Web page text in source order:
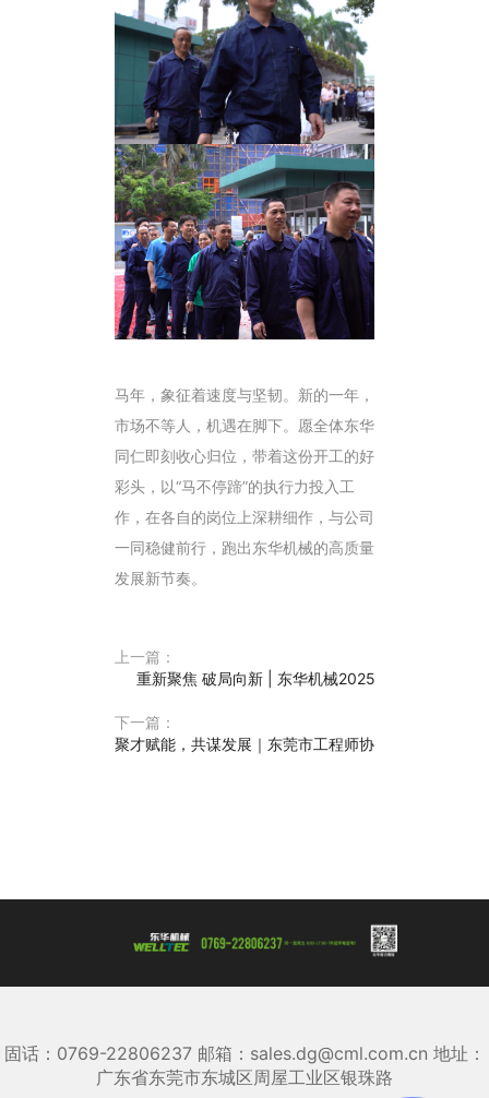
马年，象征着速度与坚韧。新的一年，
市场不等人，机遇在脚下。愿全体东华
同仁即刻收心归位，带着这份开工的好
彩头，以“马不停蹄”的执行力投入工
作，在各自的岗位上深耕细作，与公司
一同稳健前行，跑出东华机械的高质量
发展新节奏。
上一篇：
重新聚焦 破局向新 | 东华机械2025年度团年晚宴圆
下一篇：
聚才赋能，共谋发展｜东莞市工程师协会东华机械科技
固话：0769-22806237 邮箱：sales.dg@cml.com.cn 地址：
广东省东莞市东城区周屋工业区银珠路